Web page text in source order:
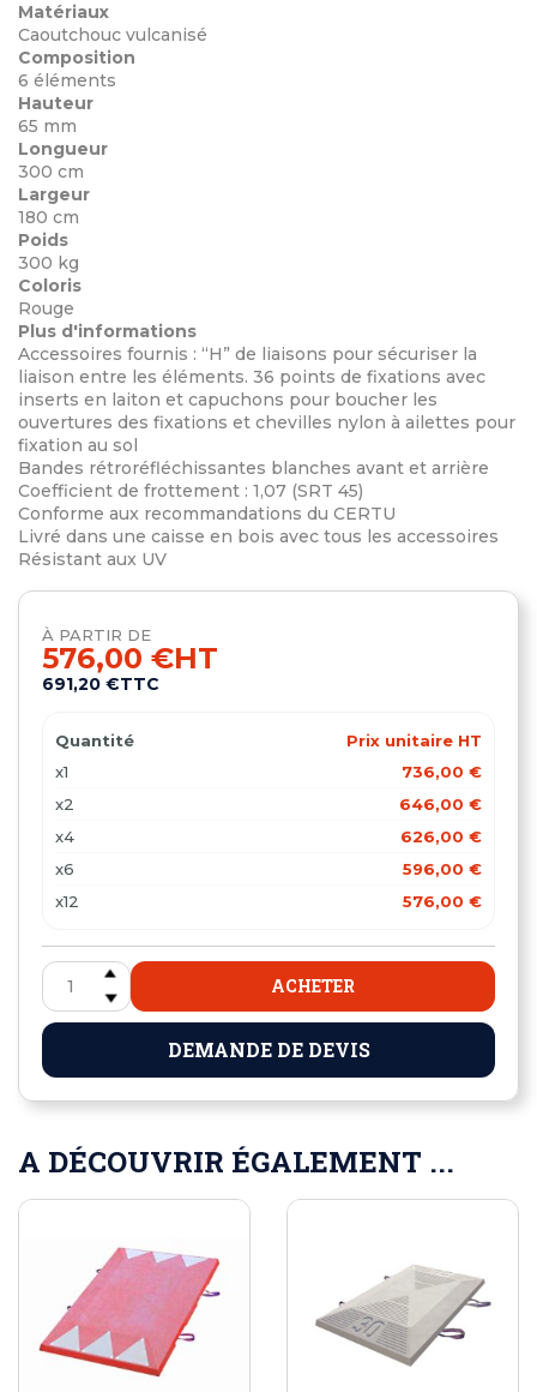
Matériaux
Caoutchouc vulcanisé
Composition
6 éléments
Hauteur
65 mm
Longueur
300 cm
Largeur
180 cm
Poids
300 kg
Coloris
Rouge
Plus d'informations
Accessoires fournis : “H” de liaisons pour sécuriser la
liaison entre les éléments. 36 points de fixations avec
inserts en laiton et capuchons pour boucher les
ouvertures des fixations et chevilles nylon à ailettes pour
fixation au sol
Bandes rétroréfléchissantes blanches avant et arrière
Coefficient de frottement : 1,07 (SRT 45)
Conforme aux recommandations du CERTU
Livré dans une caisse en bois avec tous les accessoires
Résistant aux UV
À PARTIR DE
576,00 €HT
691,20 €TTC
Quantité
Prix unitaire HT
x1
736,00 €
x2
646,00 €
x4
626,00 €
x6
596,00 €
x12
576,00 €
ACHETER
DEMANDE DE DEVIS
A DÉCOUVRIR ÉGALEMENT ...